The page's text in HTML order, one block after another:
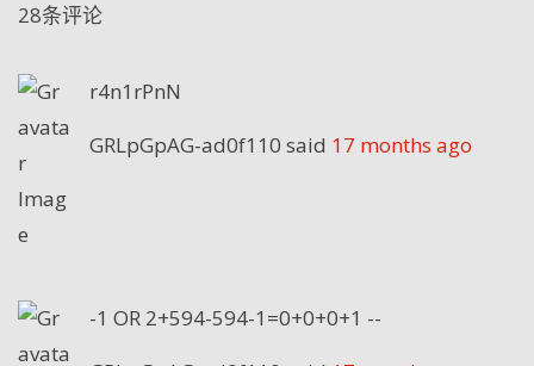
28条评论
r4n1rPnN
GRLpGpAG-ad0f110 said 17 months ago
-1 OR 2+594-594-1=0+0+0+1 --